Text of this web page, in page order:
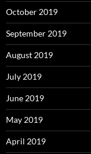
October 2019
September 2019
August 2019
July 2019
June 2019
May 2019
April 2019